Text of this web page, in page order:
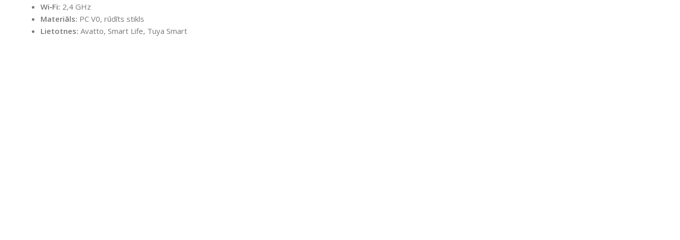
Wi‑Fi: 2,4 GHz
Materiāls: PC V0, rūdīts stikls
Lietotnes: Avatto, Smart Life, Tuya Smart